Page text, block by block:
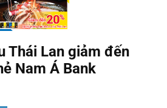
Thái Lan giảm đến
Nam Á Bank